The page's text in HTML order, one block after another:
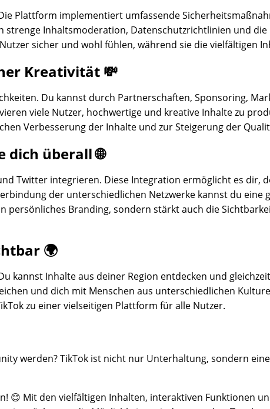
Plattform implementiert umfassende
strenge Inhaltsmoderation, Datenschutzrichtlinien und
sicher und wohl fühlen, während sie die vielfältigen
Kreativität 💸
Du kannst durch Partnerschaften, Sponsoring,
viele Nutzer, hochwertige und kreative Inhalte zu
Verbesserung der Inhalte und zur Steigerung der
überall 🌐
Twitter integrieren. Diese Integration ermöglicht es dir,
der unterschiedlichen Netzwerke kannst du eine
Branding, sondern stärkt auch die
🌍
kannst Inhalte aus deiner Region entdecken und
und dich mit Menschen aus unterschiedlichen
zu einer vielseitigen Plattform für alle Nutzer.
werden? TikTok ist nicht nur Unterhaltung, sondern
😊 Mit den vielfältigen Inhalten, interaktiven Funktionen